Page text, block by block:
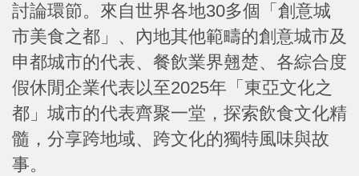
討論環節。來自世界各地30多個「創意城
市美食之都」、內地其他範疇的創意城市及
申都城市的代表、餐飲業界翹楚、各綜合度
假休閒企業代表以至2025年「東亞文化之
都」城市的代表齊聚一堂，探索飲食文化精
髓，分享跨地域、跨文化的獨特風味與故
事。